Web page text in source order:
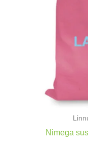
Nimega